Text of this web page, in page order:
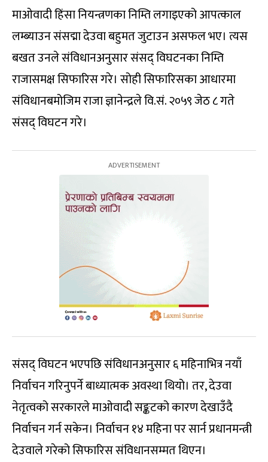
माओवादी हिंसा नियन्त्रणका निम्ति लगाइएको आपत्काल
लम्ब्याउन संसद्मा देउवा बहुमत जुटाउन असफल भए। त्यस
बखत उनले संविधानअनुसार संसद् विघटनका निम्ति
राजासमक्ष सिफारिस गरे। सोही सिफारिसका आधारमा
संविधानबमोजिम राजा ज्ञानेन्द्रले वि.सं. २०५९ जेठ ८ गते
संसद् विघटन गरे।
संसद् विघटन भएपछि संविधानअनुसार ६ महिनाभित्र नयाँ
निर्वाचन गरिनुपर्ने बाध्यात्मक अवस्था थियो। तर, देउवा
नेतृत्वको सरकारले माओवादी सङ्कटको कारण देखाउँदै
निर्वाचन गर्न सकेन। निर्वाचन १४ महिना पर सार्न प्रधानमन्त्री
देउवाले गरेको सिफारिस संविधानसम्मत थिएन।